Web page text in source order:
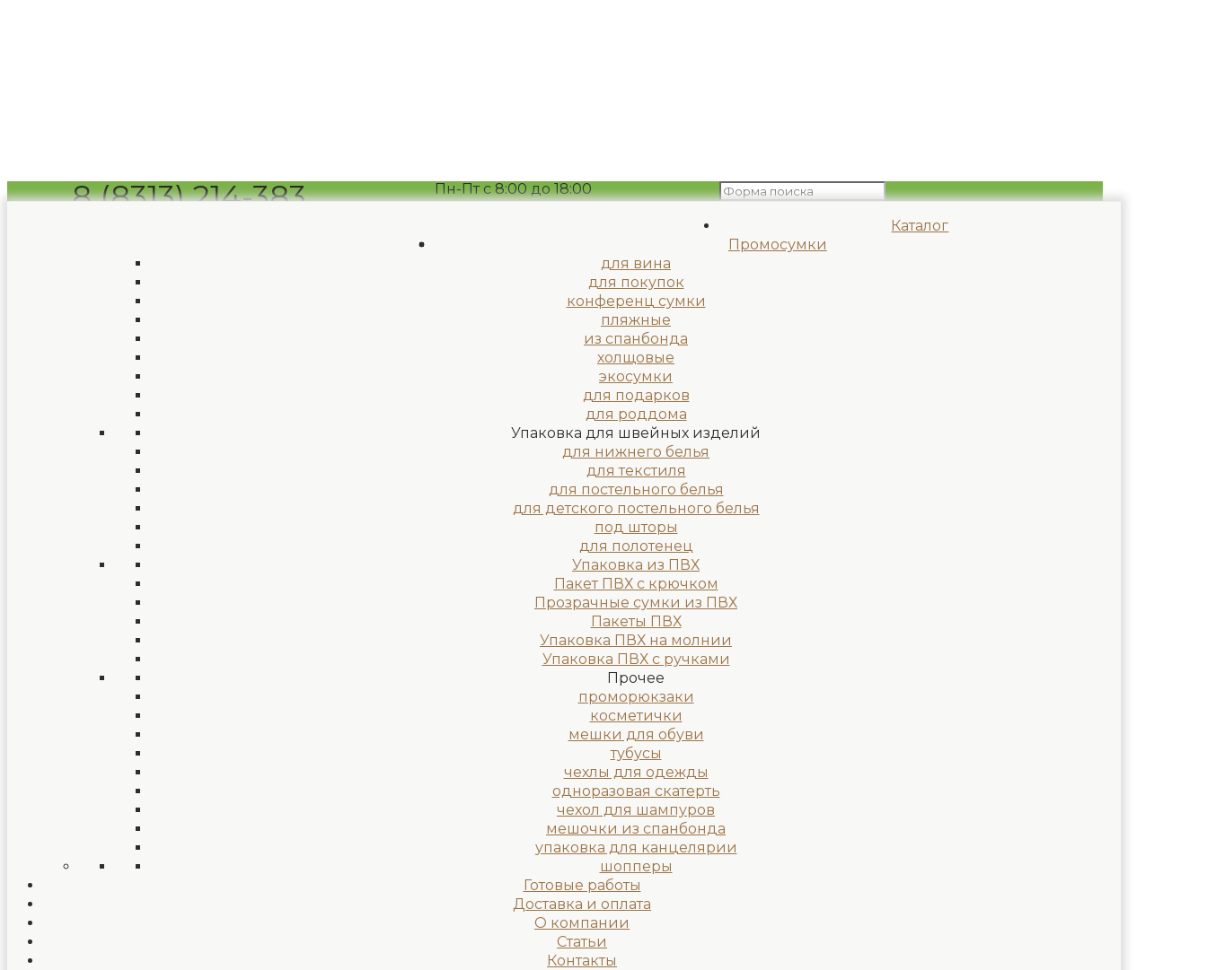
8 (8313) 214-383 Пн-Пт с 8:00 до 18:00
Каталог
Промосумки
для вина
для покупок
конференц сумки
пляжные
из спанбонда
холщовые
экосумки
для подарков
для роддома
Упаковка для швейных изделий
для нижнего белья
для текстиля
для постельного белья
для детского постельного белья
под шторы
для полотенец
Упаковка из ПВХ
Пакет ПВХ с крючком
Прозрачные сумки из ПВХ
Пакеты ПВХ
Упаковка ПВХ на молнии
Упаковка ПВХ с ручками
Прочее
проморюкзаки
косметички
мешки для обуви
тубусы
чехлы для одежды
одноразовая скатерть
чехол для шампуров
мешочки из спанбонда
упаковка для канцелярии
шопперы
Готовые работы
Доставка и оплата
О компании
Статьи
Контакты